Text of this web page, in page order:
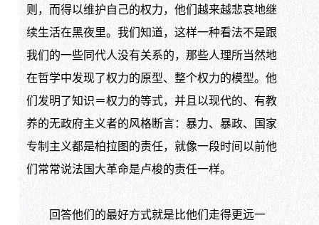
则，而得以维护自己的权力，他们越来越悲哀地继
续生活在黑夜里。我们知道，这样一种看法不是跟
我们的一些同代人没有关系的，那些人理所当然地
在哲学中发现了权力的原型、整个权力的模型。他
们发明了知识＝权力的等式，并且以现代的、有教
养的无政府主义者的风格断言：暴力、暴政、国家
专制主义都是柏拉图的责任，就像一段时间以前他
们常常说法国大革命是卢梭的责任一样。
回答他们的最好方式就是比他们走得更远一